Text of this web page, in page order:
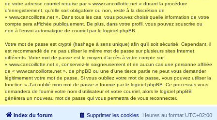
de votre adresse courriel requise par « www.cancoillotte.net » durant la procédure
d’enregistrement, qu’elle soit obligatoire ou non, reste à la discrétion de
« www.cancoillotte.net ». Dans tous les cas, vous pouvez choisir quelle information de votre
compte sera affichée publiquement. De plus, dans votre profil, vous pouvez souscrire ou
non à l’envoi automatique de courriel par le logiciel phpBB.
Votre mot de passe est crypté (hashage à sens unique) afin qu’il soit sécurisé. Cependant, il
est recommandé de ne pas utiliser le même mot de passe sur plusieurs sites Internet
différents. Votre mot de passe est le moyen d’accès à votre compte sur
« www.cancoillotte.net », conservez-le soigneusement et en aucun cas une personne affiliée
de « www.cancoillotte.net », de phpBB ou une d’une tierce partie ne peut vous demander
légitimement votre mot de passe. Si vous oubliez votre mot de passe, vous pouvez utiliser la
fonction « J’ai oublié mon mot de passe » fournie par le logiciel phpBB. Ce processus vous
demandera de fournir votre nom d’utilisateur et votre courriel, alors le logiciel phpBB
générera un nouveau mot de passe qui vous permettra de vous reconnecter.
Index du forum Heures au format UTC+02:00
Supprimer les cookies